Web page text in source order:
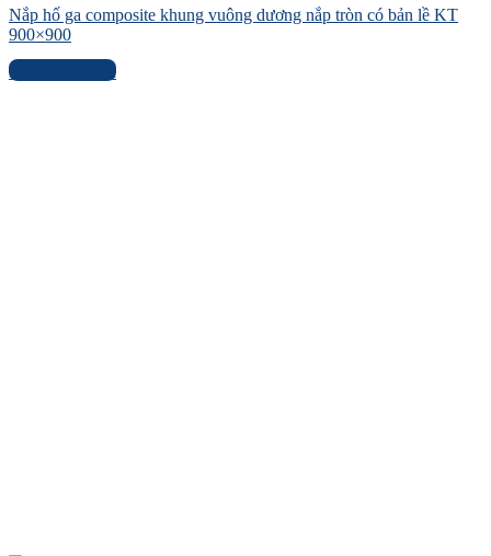
Nắp hố ga composite khung vuông dương nắp tròn có bản lề KT
900×900
Liên hệ báo giá